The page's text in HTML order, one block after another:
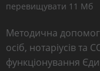
перевищувати 11 Мб
Методична
осіб, нотаріусів та
функціонування